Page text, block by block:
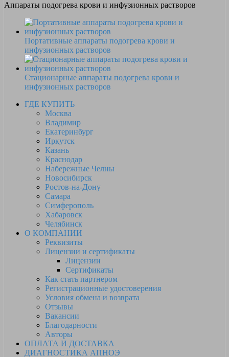
Аппараты подогрева крови и инфузионных растворов
Портативные аппараты подогрева крови и
инфузионных растворов
Стационарные аппараты подогрева крови и
инфузионных растворов
ГДЕ КУПИТЬ
Москва
Владимир
Екатеринбург
Иркутск
Казань
Краснодар
Набережные Челны
Новосибирск
Ростов-на-Дону
Самара
Симферополь
Хабаровск
Челябинск
О КОМПАНИИ
Реквизиты
Лицензии и сертификаты
Лицензии
Сертификаты
Как стать партнером
Регистрационные удостоверения
Условия обмена и возврата
Отзывы
Вакансии
Благодарности
Авторы
ОПЛАТА И ДОСТАВКА
ДИАГНОСТИКА АПНОЭ